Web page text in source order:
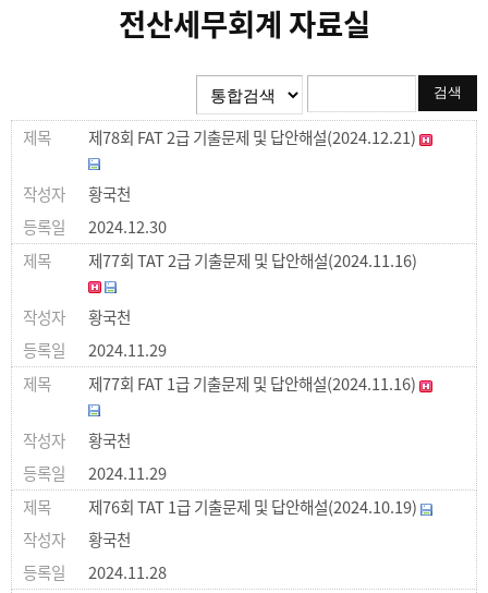
전산세무회계 자료실
제78회 FAT 2급 기출문제 및 답안해설(2024.12.21)
황국천
2024.12.30
제77회 TAT 2급 기출문제 및 답안해설(2024.11.16)
황국천
2024.11.29
제77회 FAT 1급 기출문제 및 답안해설(2024.11.16)
황국천
2024.11.29
제76회 TAT 1급 기출문제 및 답안해설(2024.10.19)
황국천
2024.11.28